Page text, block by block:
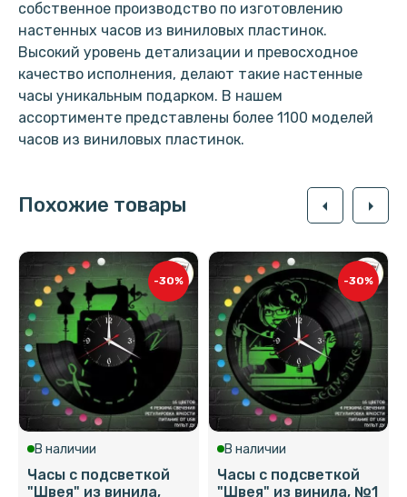
собственное производство по изготовлению
настенных часов из виниловых пластинок.
Высокий уровень детализации и превосходное
качество исполнения, делают такие настенные
часы уникальным подарком. В нашем
ассортименте представлены более 1100 моделей
часов из виниловых пластинок.
Похожие товары arrow_left arrow_right
-30%
В наличии
Часы с подсветкой
"Швея" из винила,
-30%
В наличии
Часы с подсветкой
"Швея" из винила, №1